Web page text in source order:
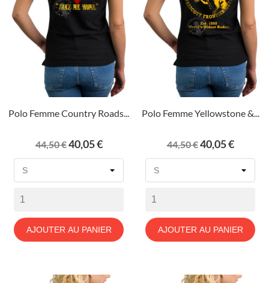
Polo Femme Country Roads...
Prix
de
44,50 €Prix
40,05 €
AJOUTER AU PANIER
Polo Femme Yellowstone &...
Prix
de
44,50 €Prix
40,05 €
AJOUTER AU PANIER